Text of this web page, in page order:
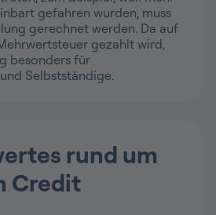
gefahren wurden, muss
gerechnet werden. Da auf
gezahlt wird,
besonders für
Selbstständige.
rund um
Credit